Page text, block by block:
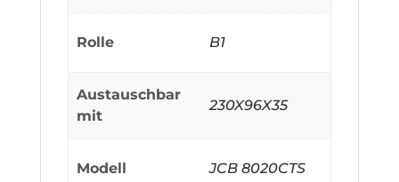
Rolle B1
Austauschbar
mit
230X96X35
Modell JCB 8020CTS